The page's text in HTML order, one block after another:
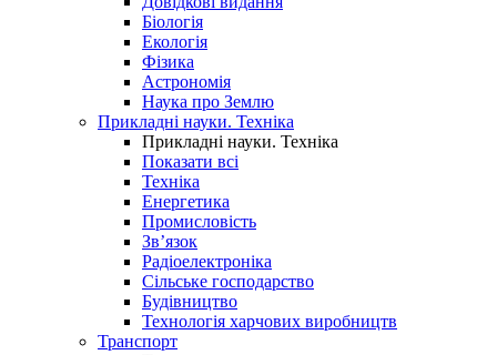
Біологія
Екологія
Фізика
Астрономія
Наука про Землю
Прикладні науки. Техніка
Прикладні науки. Техніка
Показати всі
Техніка
Енергетика
Промисловість
Зв’язок
Радіоелектроніка
Сільське господарство
Будівництво
Технологія харчових виробництв
Транспорт